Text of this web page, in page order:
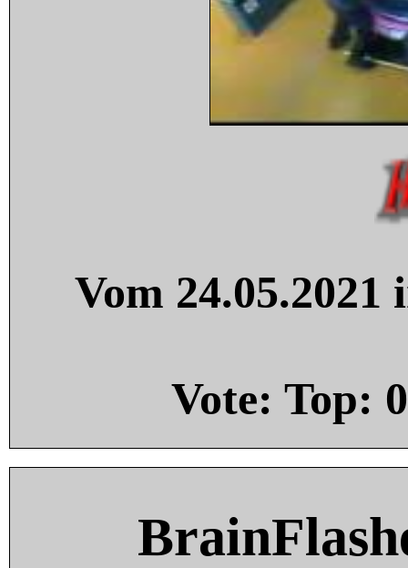
Vom
Vote: Top: 0